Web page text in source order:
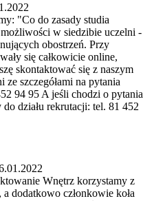
"Co do zasady studia
w siedzibie uczelni -
obostrzeń. Przy
się całkowicie online,
skontaktować się z naszym
ze szczegółami na pytania
94 95 A jeśli chodzi o pytania
działu rekrutacji: tel. 81 452
Wnętrz korzystamy z
dodatkowo członkowie koła